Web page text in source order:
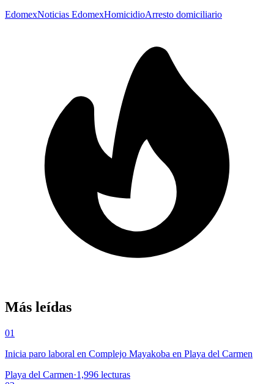
EdomexNoticias EdomexHomicidioArresto domiciliario
Más leídas
01
Inicia paro laboral en Complejo Mayakoba en Playa del Carmen
Playa del Carmen·1,996 lecturas